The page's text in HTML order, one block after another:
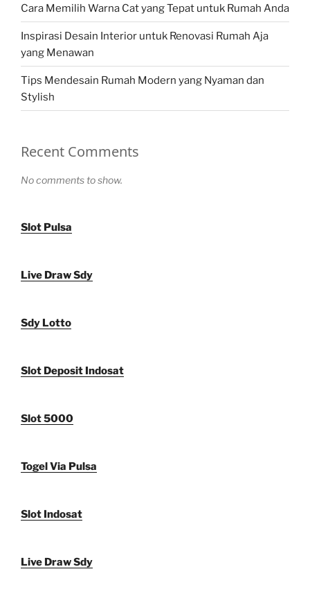
Cara Memilih Warna Cat yang Tepat untuk Rumah Anda
Inspirasi Desain Interior untuk Renovasi Rumah Aja
yang Menawan
Tips Mendesain Rumah Modern yang Nyaman dan
Stylish
Recent Comments
No comments to show.
Slot Pulsa
Live Draw Sdy
Sdy Lotto
Slot Deposit Indosat
Slot 5000
Togel Via Pulsa
Slot Indosat
Live Draw Sdy